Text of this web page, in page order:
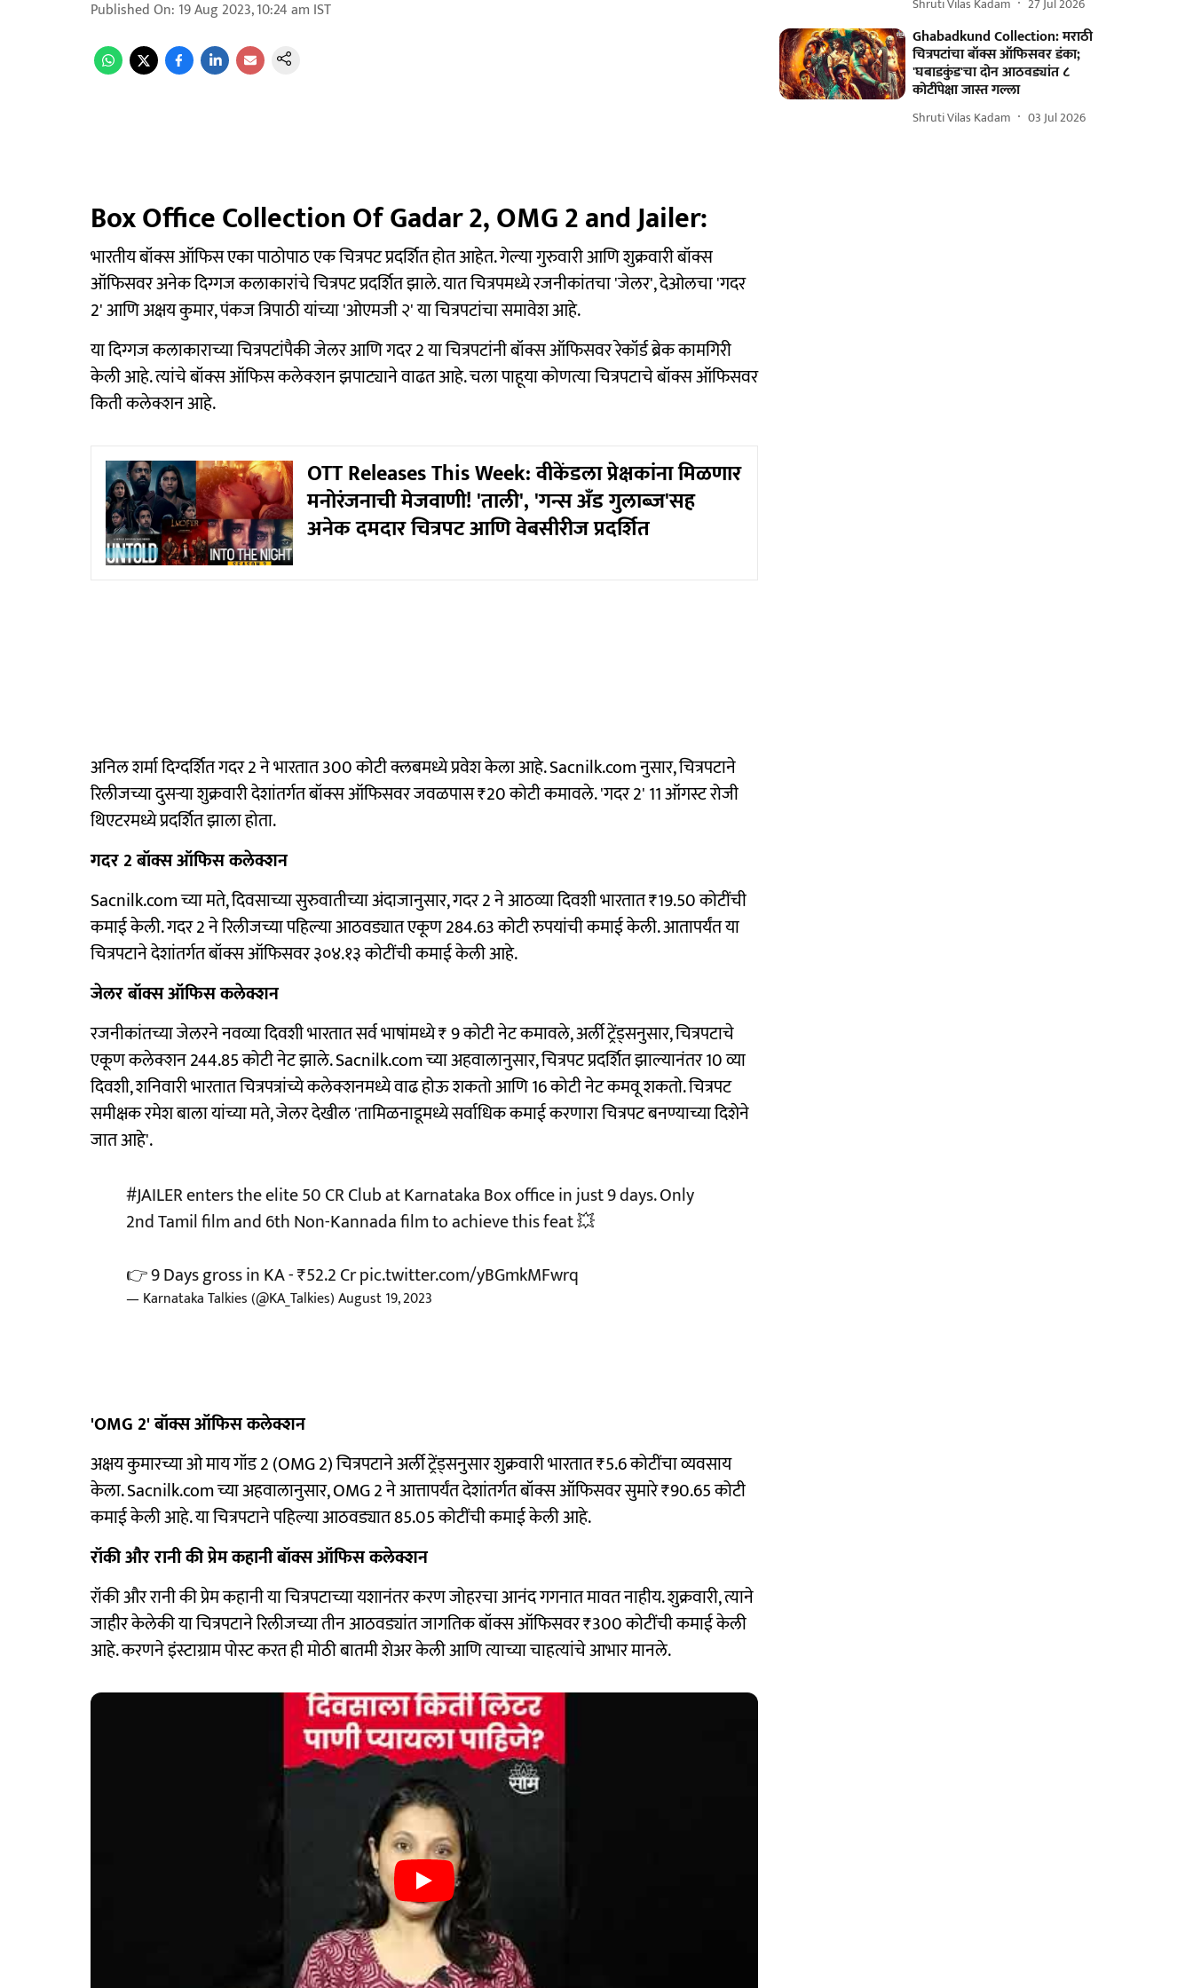
Published On: 19 Aug 2023, 10:24 am IST
Box Office Collection Of Gadar 2, OMG 2 and Jailer:
भारतीय बॉक्स ऑफिस एका पाठोपाठ एक चित्रपट प्रदर्शित होत आहेत. गेल्या गुरुवारी आणि शुक्रवारी बॉक्स
ऑफिसवर अनेक दिग्गज कलाकारांचे चित्रपट प्रदर्शित झाले. यात चित्रपमध्ये रजनीकांतचा 'जेलर', देओलचा 'गदर
2' आणि अक्षय कुमार, पंकज त्रिपाठी यांच्या 'ओएमजी २' या चित्रपटांचा समावेश आहे.
या दिग्गज कलाकाराच्या चित्रपटांपैकी जेलर आणि गदर 2 या चित्रपटांनी बॉक्स ऑफिसवर रेकॉर्ड ब्रेक कामगिरी
केली आहे. त्यांचे बॉक्स ऑफिस कलेक्शन झपाट्याने वाढत आहे. चला पाहूया कोणत्या चित्रपटाचे बॉक्स ऑफिसवर
किती कलेक्शन आहे.
OTT Releases This Week: वीकेंडला प्रेक्षकांना मिळणार
मनोरंजनाची मेजवाणी! 'ताली', 'गन्स अँड गुलाब्ज'सह
अनेक दमदार चित्रपट आणि वेबसीरीज प्रदर्शित
अनिल शर्मा दिग्दर्शित गदर 2 ने भारतात 300 कोटी क्लबमध्ये प्रवेश केला आहे. Sacnilk.com नुसार, चित्रपटाने
रिलीजच्या दुसऱ्या शुक्रवारी देशांतर्गत बॉक्स ऑफिसवर जवळपास ₹20 कोटी कमावले. 'गदर 2' 11 ऑगस्ट रोजी
थिएटरमध्ये प्रदर्शित झाला होता.
गदर 2 बॉक्स ऑफिस कलेक्शन
Sacnilk.com च्या मते, दिवसाच्या सुरुवातीच्या अंदाजानुसार, गदर 2 ने आठव्या दिवशी भारतात ₹19.50 कोटींची
कमाई केली. गदर 2 ने रिलीजच्या पहिल्या आठवड्यात एकूण 284.63 कोटी रुपयांची कमाई केली. आतापर्यंत या
चित्रपटाने देशांतर्गत बॉक्स ऑफिसवर ३०४.१३ कोटींची कमाई केली आहे.
जेलर बॉक्स ऑफिस कलेक्शन
रजनीकांतच्या जेलरने नवव्या दिवशी भारतात सर्व भाषांमध्ये ₹ 9 कोटी नेट कमावले, अर्ली ट्रेंड्सनुसार, चित्रपटाचे
एकूण कलेक्शन 244.85 कोटी नेट झाले. Sacnilk.com च्या अहवालानुसार, चित्रपट प्रदर्शित झाल्यानंतर 10 व्या
दिवशी, शनिवारी भारतात चित्रपत्रांच्ये कलेक्शनमध्ये वाढ होऊ शकतो आणि 16 कोटी नेट कमवू शकतो. चित्रपट
समीक्षक रमेश बाला यांच्या मते, जेलर देखील 'तामिळनाडूमध्ये सर्वाधिक कमाई करणारा चित्रपट बनण्याच्या दिशेने
जात आहे'.
#JAILERenters the elite 50 CR Club at Karnataka Box office in just 9 days. Only
2nd Tamil film and 6th Non-Kannada film to achieve this feat 💥
👉 9 Days gross in KA - ₹52.2 Crpic.twitter.com/yBGmkMFwrq
— Karnataka Talkies (@KA_Talkies)August 19, 2023
'OMG 2' बॉक्स ऑफिस कलेक्शन
अक्षय कुमारच्या ओ माय गॉड 2 (OMG 2) चित्रपटाने अर्ली ट्रेंड्सनुसार शुक्रवारी भारतात ₹5.6 कोटींचा व्यवसाय
केला. Sacnilk.com च्या अहवालानुसार, OMG 2 ने आत्तापर्यंत देशांतर्गत बॉक्स ऑफिसवर सुमारे ₹90.65 कोटी
कमाई केली आहे. या चित्रपटाने पहिल्या आठवड्यात 85.05 कोटींची कमाई केली आहे.
रॉकी और रानी की प्रेम कहानी बॉक्स ऑफिस कलेक्शन
रॉकी और रानी की प्रेम कहानी या चित्रपटाच्या यशानंतर करण जोहरचा आनंद गगनात मावत नाहीय. शुक्रवारी, त्याने
जाहीर केलेकी या चित्रपटाने रिलीजच्या तीन आठवड्यांत जागतिक बॉक्स ऑफिसवर ₹300 कोटींची कमाई केली
आहे. करणने इंस्टाग्राम पोस्ट करत ही मोठी बातमी शेअर केली आणि त्याच्या चाहत्यांचे आभार मानले.
Ghabadkund Collection: मराठी
चित्रपटांचा बॉक्स ऑफिसवर डंका;
'घबाडकुंड'चा दोन आठवड्यांत ८
कोटींपेक्षा जास्त गल्ला
Shruti Vilas Kadam 03 Jul 2026